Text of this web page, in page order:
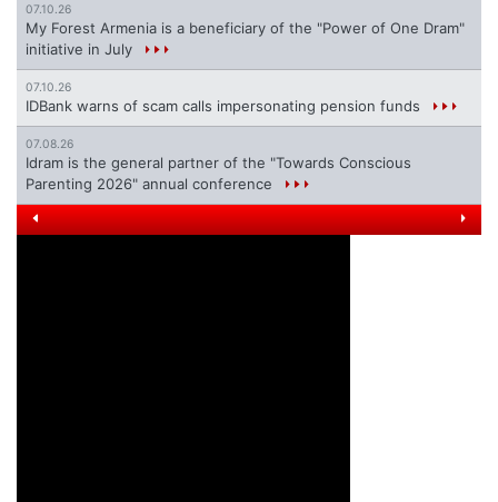
07.10.26
My Forest Armenia is a beneficiary of the "Power of One Dram"
initiative in July
07.10.26
IDBank warns of scam calls impersonating pension funds
07.08.26
Idram is the general partner of the "Towards Conscious
Parenting 2026" annual conference